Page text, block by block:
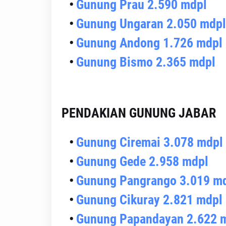
Gunung Prau 2.590 mdpl
Gunung Ungaran 2.050 mdpl
Gunung Andong 1.726 mdpl
Gunung Bismo 2.365 mdpl
PENDAKIAN GUNUNG JABAR
Gunung Ciremai 3.078 mdpl
Gunung Gede 2.958 mdpl
Gunung Pangrango 3.019
Gunung Cikuray 2.821 mdpl
Gunung Papandayan 2.622